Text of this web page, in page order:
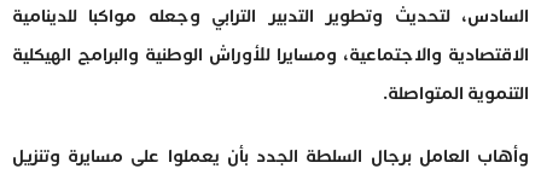
السادس، لتحديث وتطوير التدبير الترابي وجعله مواكبا للدينامية
الاقتصادية والاجتماعية، ومسايرا للأوراش الوطنية والبرامج الهيكلية
التنموية المتواصلة.
وأهاب العامل برجال السلطة الجدد بأن يعملوا على مسايرة وتنزيل